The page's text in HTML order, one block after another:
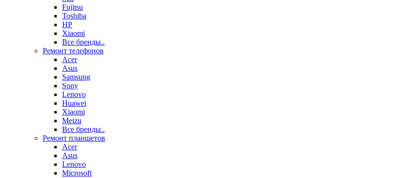
Fujitsu
Toshiba
HP
Xiaomi
Все бренды..
Ремонт телефонов
Acer
Asus
Samsung
Sony
Lenovo
Huawei
Xiaomi
Meizu
Все бренды..
Ремонт планшетов
Acer
Asus
Lenovo
Microsoft